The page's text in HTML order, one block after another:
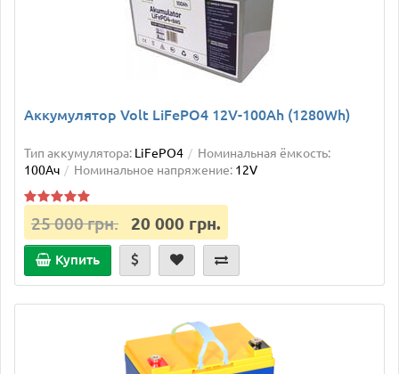
Аккумулятор Volt LiFePO4 12V-100Ah (1280Wh)
Тип аккумулятора: LiFePO4
Номинальная ёмкость:
100Ач
Номинальное напряжение: 12V
25 000 грн. 20 000 грн.
Купить